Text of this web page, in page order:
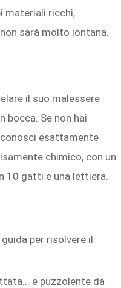
materiali ricchi,
sarà molto lontana.
il suo malessere
bocca. Se non hai
esattamente
chimico, con un
10 gatti e una lettiera.
e puzzolente da